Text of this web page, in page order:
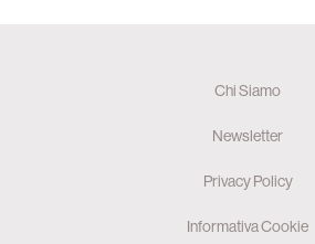
Chi Siamo
Newsletter
Privacy Policy
Informativa Cookie